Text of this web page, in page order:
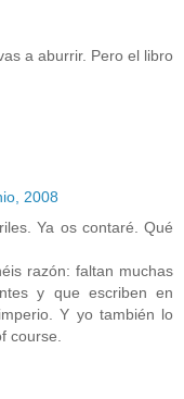
a aburrir. Pero el libro
2008
Ya os contaré. Qué
razón: faltan muchas
y que escriben en
Y yo también lo
course.